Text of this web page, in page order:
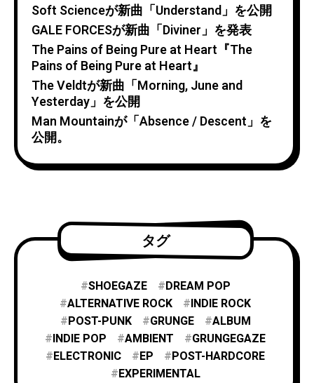
Soft Scienceが新曲「Understand」を公開
GALE FORCESが新曲「Diviner」を発表
The Pains of Being Pure at Heart『The
Pains of Being Pure at Heart』
The Veldtが新曲「Morning, June and
Yesterday」を公開
Man Mountainが「Absence / Descent」を
公開。
タグ
SHOEGAZE
DREAM POP
ALTERNATIVE ROCK
INDIE ROCK
POST-PUNK
GRUNGE
ALBUM
INDIE POP
AMBIENT
GRUNGEGAZE
ELECTRONIC
EP
POST-HARDCORE
EXPERIMENTAL